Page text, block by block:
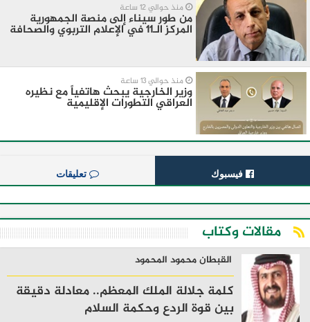
منذ حوالي 12 ساعة
من طور سيناء إلى منصة الجمهورية
المركز الـ11 في الإعلام التربوي والصحافة
منذ حوالي 13 ساعة
وزير الخارجية يبحث هاتفياً مع نظيره
العراقي التطورات الإقليمية
فيسبوك تعليقات
مقالات وكتاب
القبطان محمود المحمود
كلمة جلالة الملك المعظم.. معادلة دقيقة
بين قوة الردع وحكمة السلام